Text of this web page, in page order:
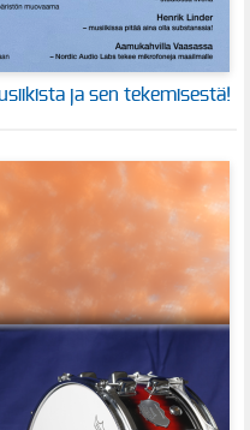
ja sen tekemisestä!